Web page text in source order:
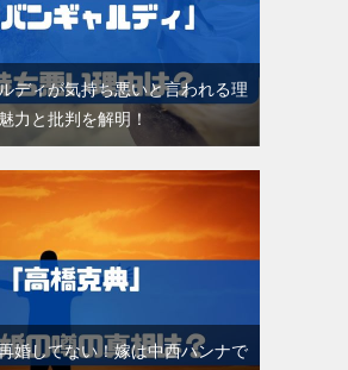
ディが気持ち悪いと言われる理
力と批判を解明！
婚してない！嫁は中西ハンナで